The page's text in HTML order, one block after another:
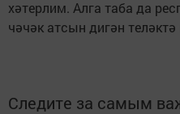
хәтерлим. Алга таба да
чәчәк атсын дигән теләктә
Следите за самым